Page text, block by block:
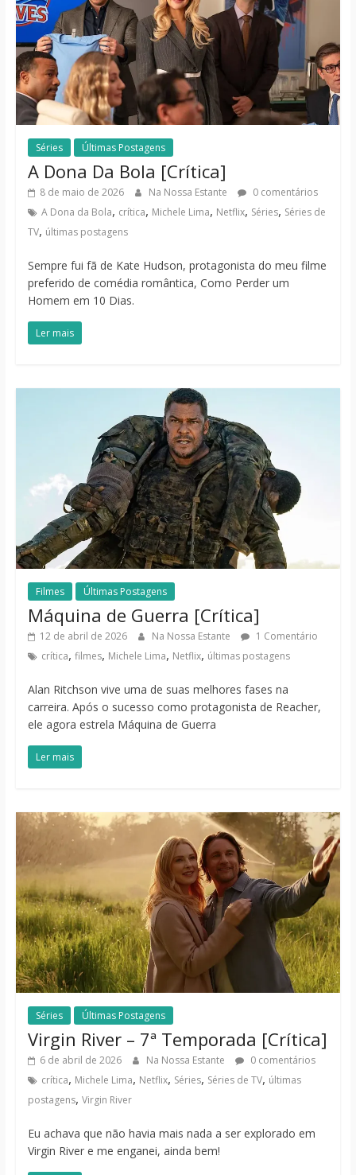
Séries Últimas Postagens
A Dona Da Bola [Crítica]
8 de maio de 2026 Na Nossa Estante
0 comentários
A Dona da Bola, crítica, Michele Lima, Netflix, Séries, Séries de
TV, últimas postagens
Sempre fui fã de Kate Hudson, protagonista do meu filme
preferido de comédia romântica, Como Perder um
Homem em 10 Dias.
Ler mais
Filmes Últimas Postagens
Máquina de Guerra [Crítica]
12 de abril de 2026 Na Nossa Estante
1 Comentário
crítica, filmes, Michele Lima, Netflix, últimas postagens
Alan Ritchson vive uma de suas melhores fases na
carreira. Após o sucesso como protagonista de Reacher,
ele agora estrela Máquina de Guerra
Ler mais
Séries Últimas Postagens
Virgin River – 7ª Temporada [Crítica]
6 de abril de 2026 Na Nossa Estante
0 comentários
crítica, Michele Lima, Netflix, Séries, Séries de TV, últimas
postagens, Virgin River
Eu achava que não havia mais nada a ser explorado em
Virgin River e me enganei, ainda bem!